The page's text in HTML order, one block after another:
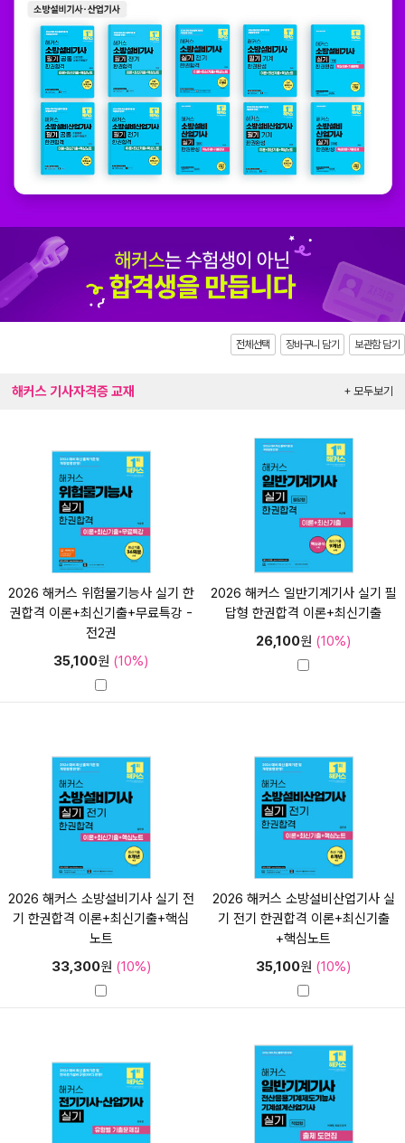
전체선택 장바구니 담기 보관함 담기
해커스 기사자격증 교재 + 모두보기
2026 해커스 위험물기능사 실기 한
권합격 이론+최신기출+무료특강 -
전2권
35,100원 (10%)
2026 해커스 일반기계기사 실기 필
답형 한권합격 이론+최신기출
26,100원 (10%)
2026 해커스 소방설비기사 실기 전
기 한권합격 이론+최신기출+핵심
노트
33,300원 (10%)
2026 해커스 소방설비산업기사 실
기 전기 한권합격 이론+최신기출
+핵심노트
35,100원 (10%)